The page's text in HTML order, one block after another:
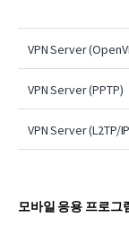
VPN Server
VPN Server (PPTP)
VPN Server (L2TP/
모바일 응용 프로그